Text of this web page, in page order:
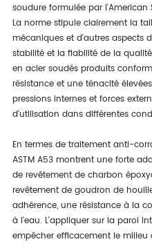
soudure formulée par l'American
La norme stipule clairement la
mécaniques et d'autres aspects
stabilité et la fiabilité de la
en acier soudés produits
résistance et une ténacité
pressions internes et forces
d'utilisation dans différentes
En termes de traitement anti-
ASTM A53 montrent une forte
de revêtement de charbon
revêtement de goudron de
adhérence, une résistance à la
à l'eau. L'appliquer sur la paroi
empêcher efficacement le